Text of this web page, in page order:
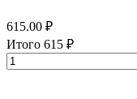
615.00 ₽
Итого 615 ₽